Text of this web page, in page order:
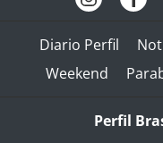
Diario Perfil
Weekend
Perfil